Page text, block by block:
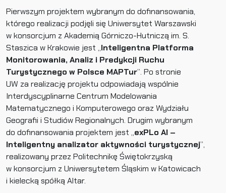
Pierwszym projektem wybranym do dofinansowania,
którego realizacji podjęli się Uniwersytet Warszawski
w konsorcjum z Akademią Górniczo-Hutniczą im. S.
Staszica w Krakowie jest „Inteligentna Platforma
Monitorowania, Analiz i Predykcji Ruchu
Turystycznego w Polsce MAPTur”. Po stronie
UW za realizację projektu odpowiadają wspólnie
Interdyscyplinarne Centrum Modelowania
Matematycznego i Komputerowego oraz Wydziału
Geografii i Studiów Regionalnych. Drugim wybranym
do dofinansowania projektem jest „exPLo AI –
Inteligentny analizator aktywności turystycznej”,
realizowany przez Politechnikę Świętokrzyską
w konsorcjum z Uniwersytetem Śląskim w Katowicach
i kielecką spółką Altar.